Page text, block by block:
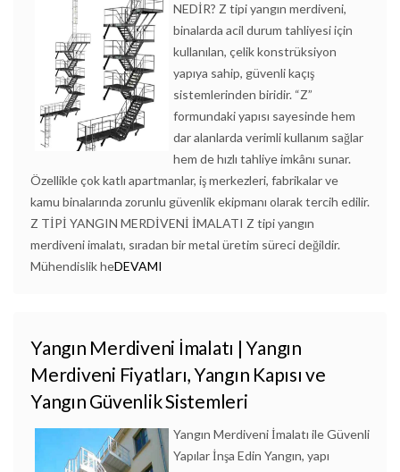
NEDİR? Z tipi yangın merdiveni,
binalarda acil durum tahliyesi için
kullanılan, çelik konstrüksiyon
yapıya sahip, güvenli kaçış
sistemlerinden biridir. “Z”
formundaki yapısı sayesinde hem
dar alanlarda verimli kullanım sağlar
hem de hızlı tahliye imkânı sunar.
Özellikle çok katlı apartmanlar, iş merkezleri, fabrikalar ve
kamu binalarında zorunlu güvenlik ekipmanı olarak tercih edilir.
Z TİPİ YANGIN MERDİVENİ İMALATI Z tipi yangın
merdiveni imalatı, sıradan bir metal üretim süreci değildir.
Mühendislik heDEVAMI
Yangın Merdiveni İmalatı | Yangın
Merdiveni Fiyatları, Yangın Kapısı ve
Yangın Güvenlik Sistemleri
Yangın Merdiveni İmalatı ile Güvenli
Yapılar İnşa Edin Yangın, yapı